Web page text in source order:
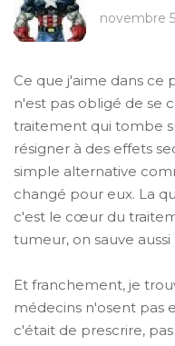
novembre
Ce que j'aime dans ce
n'est pas obligé de se
traitement qui tombe
résigner à des effets
simple alternative
changé pour eux. La
c'est le cœur du
tumeur, on sauve
Et franchement, je
médecins n'osent pas
c'était de prescrire,